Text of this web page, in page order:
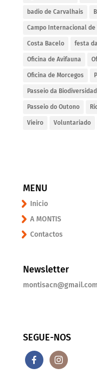
badio de Carvalhais
Campo Internacional de
Costa Bacelo festa
Oficina de Avifauna
Oficina de Morcegos
Passeio da
Passeio do Outono
Vieiro Voluntariado
MENU
Inicio
A MONTIS
Contactos
Newsletter
montisacn@gmail.com
SEGUE-NOS